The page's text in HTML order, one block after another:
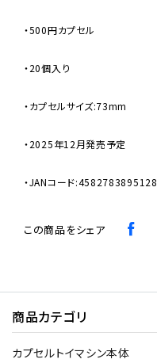
・500円カプセル
・20個入り
・カプセルサイズ:73mm
・2025年12月発売予定
・JANコード:4582783895128
この商品をシェア
商品カテゴリ
カプセルトイマシン本体